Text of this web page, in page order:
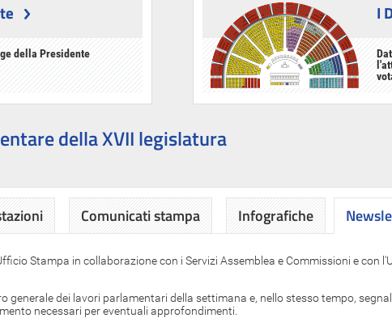
della Presidente
I
della XVII legislatura
Comunicati stampa Infografiche
Stampa in collaborazione con i Servizi Assemblea e Commissioni e con
generale dei lavori parlamentari della settimana e, nello stesso tempo,
necessari per eventuali approfondimenti.